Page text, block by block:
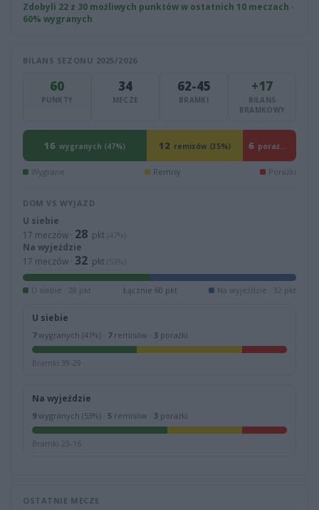
Zdobyli 22 z 30 możliwych punktów w ostatnich 10 meczach ·
60% wygranych
BILANS SEZONU 2025/2026
60
PUNKTY
34
MECZE
62-45
BRAMKI
+17
BILANS
BRAMKOWY
16 wygranych (47%) 12 remisów (35%) 6 porażek (18%)
Wygrane Remisy Porażki
DOM VS WYJAZD
U siebie
17 meczów · 28 pkt (47%)
Na wyjeździe
17 meczów · 32 pkt (53%)
U siebie · 28 pkt Łącznie 60 pkt Na wyjeździe · 32 pkt
U siebie
7wygranych (41%) · 7remisów · 3 porażki
Bramki 39-29
Na wyjeździe
9wygranych (53%) · 5 remisów · 3 porażki
Bramki 23-16
OSTATNIE MECZE